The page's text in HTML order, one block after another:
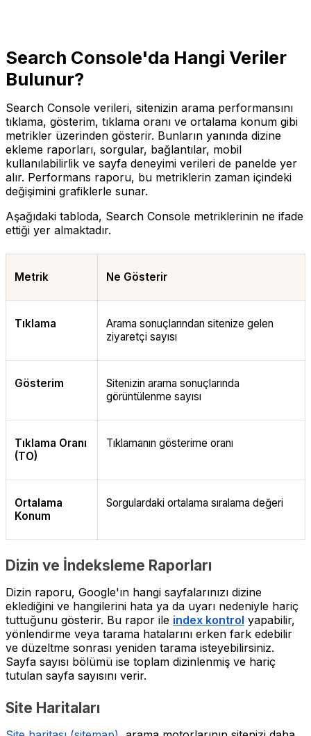
Search Console'da Hangi Veriler
Bulunur?
Search Console verileri, sitenizin arama performansını
tıklama, gösterim, tıklama oranı ve ortalama konum gibi
metrikler üzerinden gösterir. Bunların yanında dizine
ekleme raporları, sorgular, bağlantılar, mobil
kullanılabilirlik ve sayfa deneyimi verileri de panelde yer
alır. Performans raporu, bu metriklerin zaman içindeki
değişimini grafiklerle sunar.
Aşağıdaki tabloda, Search Console metriklerinin ne ifade
ettiği yer almaktadır.
Metrik Ne Gösterir
Tıklama
Arama sonuçlarından sitenize gelen
ziyaretçi sayısı
Gösterim
Sitenizin arama sonuçlarında
görüntülenme sayısı
Tıklama Oranı
(TO)
Tıklamanın gösterime oranı
Ortalama
Konum
Sorgulardaki ortalama sıralama değeri
Dizin ve İndeksleme Raporları
Dizin raporu, Google'ın hangi sayfalarınızı dizine
eklediğini ve hangilerini hata ya da uyarı nedeniyle hariç
tuttuğunu gösterir. Bu rapor ile index kontrol yapabilir,
yönlendirme veya tarama hatalarını erken fark edebilir
ve düzeltme sonrası yeniden tarama isteyebilirsiniz.
Sayfa sayısı bölümü ise toplam dizinlenmiş ve hariç
tutulan sayfa sayısını verir.
Site Haritaları